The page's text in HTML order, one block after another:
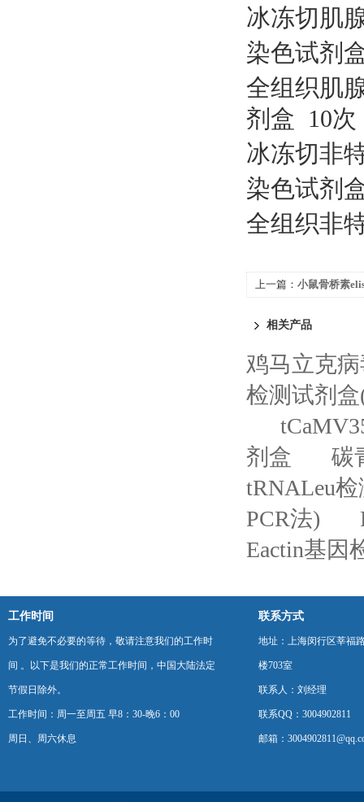
冰冻切肌
染色试剂
全组织肌
剂盒 10次
冰冻切非
染色试剂
全组织非
上一篇： 小鼠骨桥素
相关产品
鸡马立克
检测试剂
剂盒
碳
tRNALeu
PCR法)
Eactin基因
工作时间
为了避免不必要的等待，敬请注意我们的工作时
间 。以下是我们的正常工作时间，中国大陆法定
节假日除外。
工作时间：周一至周五 早8：30-晚6：00
周日、周六休息
联系方式
地址：上海闵行区莘福
楼703室
联系人：刘经理
联系QQ：3004902811
邮箱：